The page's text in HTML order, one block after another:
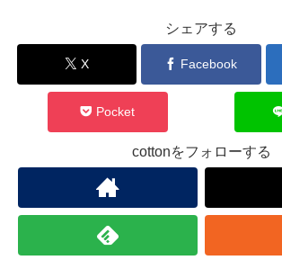
シェアする
X Facebook
Pocket
cottonをフォローする